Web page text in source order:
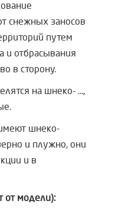
снежных заносов
путем
и отбрасывания
в сторону.
на шнеко- ...,
шнеко-
и плужно, они
и в
от модели):